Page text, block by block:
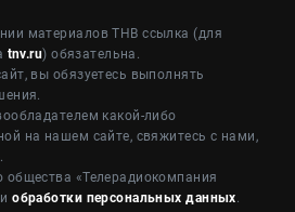
материалов ТНВ ссылка (для
tnv.ru) обязательна.
вы обязуетесь выполнять
какой-либо
на нашем сайте, свяжитесь с нами,
общества «Телерадиокомпания
обработки персональных данных.